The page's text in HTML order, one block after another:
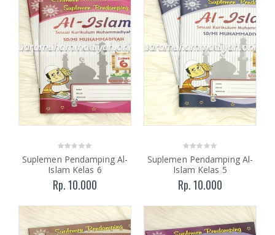
Suplemen Pendamping Al-
Islam Kelas 6
Rp. 10.000
Suplemen Pendamping Al-
Islam Kelas 5
Rp. 10.000